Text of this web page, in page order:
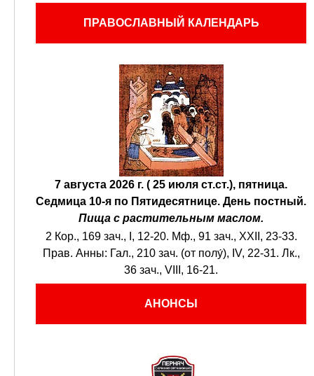
ПРАВОСЛАВНЫЙ КАЛЕНДАРЬ
7 августа 2026 г. ( 25 июля ст.ст.), пятница.
Седмица 10-я по Пятидесятнице. День постный.
Пища с растительным маслом.
2 Кор., 169 зач., I, 12-20. Мф., 91 зач., XXII, 23-33.
Прав. Анны: Гал., 210 зач. (от полу́), IV, 22-31. Лк.,
36 зач., VIII, 16-21.
АНОНСЫ